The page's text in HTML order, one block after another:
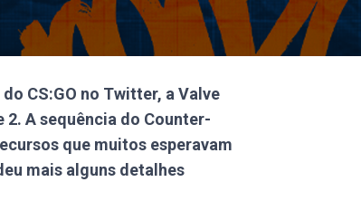
CS:GO no Twitter, a Valve
A sequência do Counter-
que muitos esperavam
mais alguns detalhes